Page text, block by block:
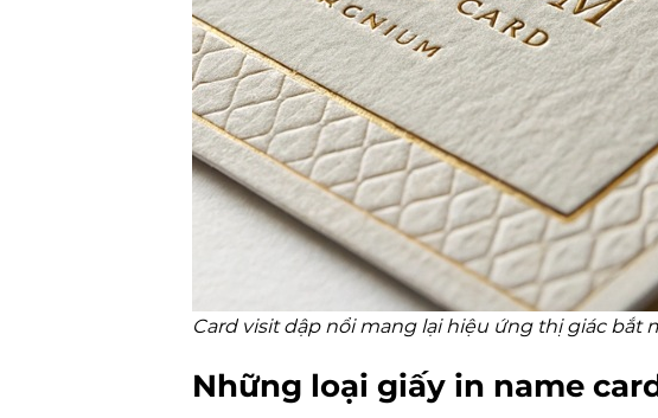
Card visit dập nổi mang lại hiệu ứng thị giác bắt
Những loại giấy in name